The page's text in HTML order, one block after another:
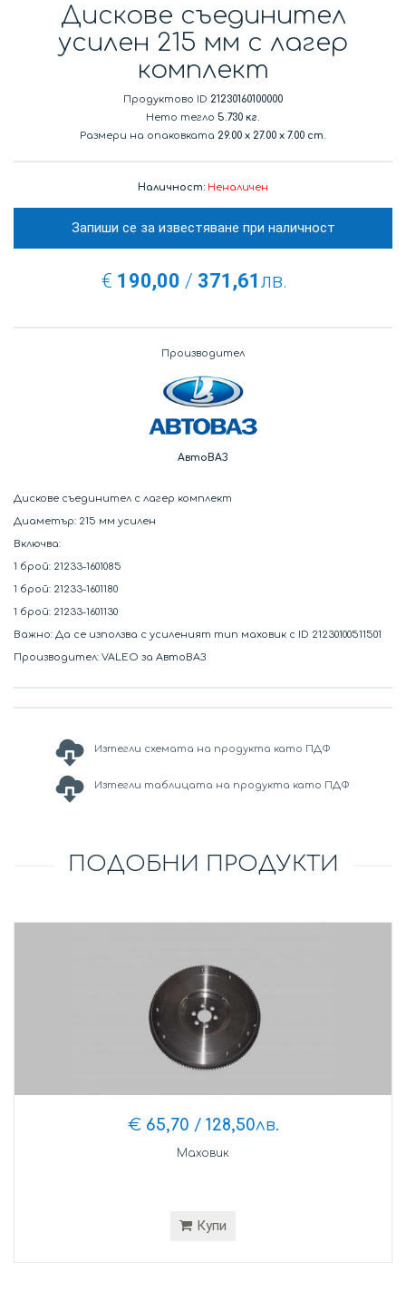
Дискове съединител
усилен 215 мм с лагер
комплект
Продуктово ID 21230160100000
Нето тегло 5.730 кг.
Размери на опаковката 29.00 x 27.00 x 7.00 cm.
Наличност: Неналичен
Запиши се за известяване при наличност
€ 190,00 / 371,61 лв.
Производител
АвтоВАЗ
Дискове съединител с лагер комплект
Диаметър: 215 мм усилен
Включва:
1 брой: 21233-1601085
1 брой: 21233-1601180
1 брой: 21233-1601130
Важно: Да се използва с усиленият тип маховик с ID 21230100511501
Производител: VALEO за АвтоВАЗ
Изтегли схемата на продукта като ПДФ
Изтегли таблицата на продукта като ПДФ
ПОДОБНИ ПРОДУКТИ
€ 65,70 / 128,50лв.
Маховик
Купи